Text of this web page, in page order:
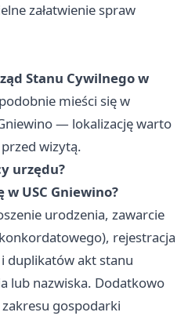
załatwienie spraw
Stanu Cywilnego w
mieści się w
— lokalizację warto
wizytą.
urzędu?
w USC Gniewino?
urodzenia, zawarcie
rejestracja
duplikatów akt stanu
lub nazwiska. Dodatkowo
gospodarki